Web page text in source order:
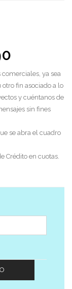
comerciales, ya sea
fin asociado a lo
y cuéntanos de
sin fines
se abra el cuadro
Crédito en cuotas.